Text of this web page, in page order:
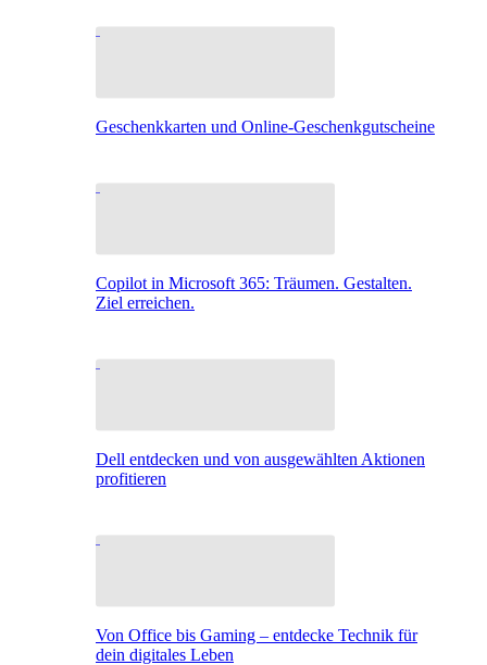
Geschenkkarten und Online-Geschenkgutscheine
Copilot in Microsoft 365: Träumen. Gestalten.
Ziel erreichen.
Dell entdecken und von ausgewählten Aktionen
profitieren
Von Office bis Gaming – entdecke Technik für
dein digitales Leben